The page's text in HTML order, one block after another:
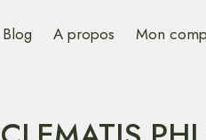
Blog A propos Mon